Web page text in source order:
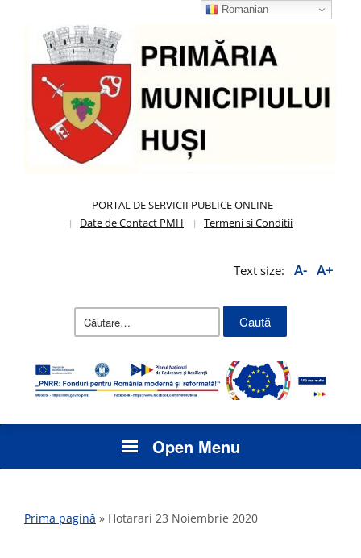
PORTAL DE SERVICII PUBLICE ONLINE
Date de Contact PMH
Termeni si Conditii
Text size: A- A+
Caută
Open Menu
Prima pagină » Hotarari 23 Noiembrie 2020
Romanian